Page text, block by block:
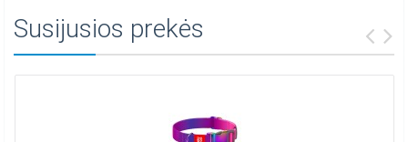
Susijusios prekės